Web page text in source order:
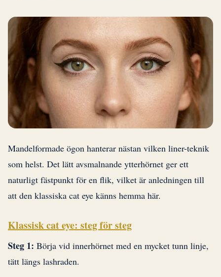
Mandelformade ögon hanterar nästan vilken liner-teknik
som helst. Det lätt avsmalnande ytterhörnet ger ett
naturligt fästpunkt för en flik, vilket är anledningen till
att den klassiska cat eye känns hemma här.
Klassisk cat eye: steg för steg
Steg 1: Börja vid innerhörnet med en mycket tunn linje,
tätt längs lashraden.